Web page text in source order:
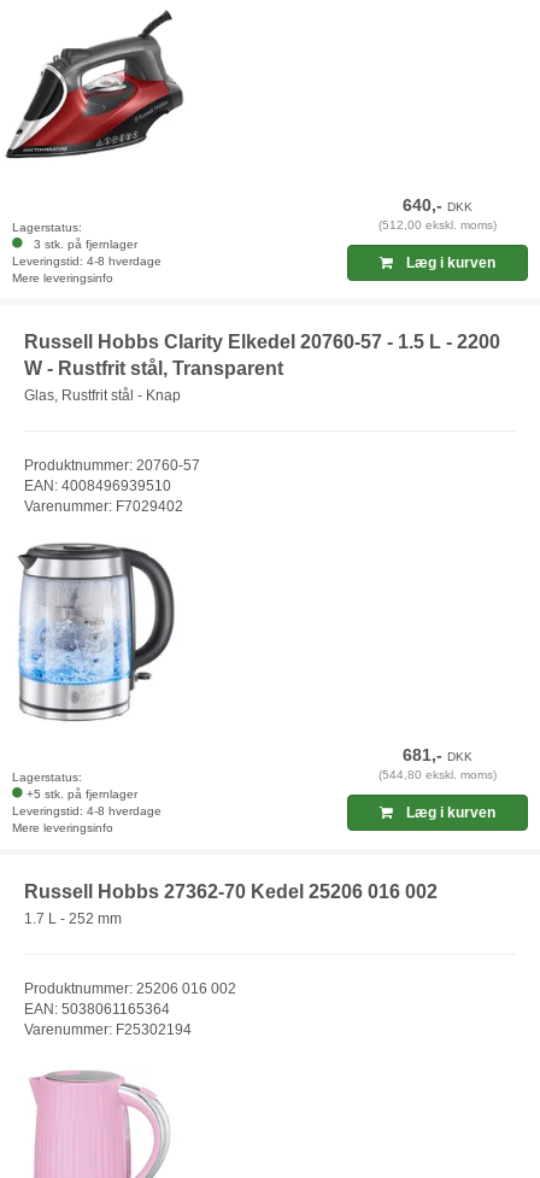
Lagerstatus:
3 stk. på fjernlager
Leveringstid: 4-8 hverdage
Mere leveringsinfo
640,-DKK
(512,00 ekskl. moms)
Læg i kurven
Russell Hobbs Clarity Elkedel 20760-57 - 1.5 L - 2200
W - Rustfrit stål, Transparent
Glas, Rustfrit stål - Knap
Produktnummer: 20760-57
EAN: 4008496939510
Varenummer: F7029402
Lagerstatus:
+5 stk. på fjernlager
Leveringstid: 4-8 hverdage
Mere leveringsinfo
681,-DKK
(544,80 ekskl. moms)
Læg i kurven
Russell Hobbs 27362-70 Kedel 25206 016 002
1.7 L - 252 mm
Produktnummer: 25206 016 002
EAN: 5038061165364
Varenummer: F25302194